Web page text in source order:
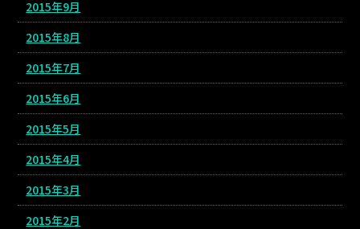
2015年9月
2015年8月
2015年7月
2015年6月
2015年5月
2015年4月
2015年3月
2015年2月